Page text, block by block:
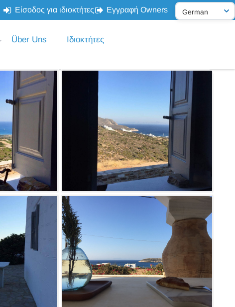
Είσοδος για ιδιοκτήτες Εγγραφή Owners
Über Uns Ιδιοκτήτες